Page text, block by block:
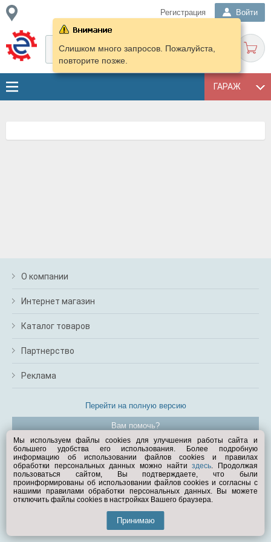
Регистрация Войти
ГАРАЖ
Слишком много запросов. Пожалуйста,
повторите позже.
О компании
Интернет магазин
Каталог товаров
Партнерство
Реклама
Перейти на полную версию
Вам помочь?
© Exist.ru 1998—2026
Мы используем файлы cookies для улучшения работы сайта и
большего удобства его использования. Более подробную
информацию об использовании файлов cookies и правилах
обработки персональных данных можно найтиздесь. Продолжая
пользоваться сайтом, Вы подтверждаете, что были
проинформированы об использовании файлов cookies и согласны с
нашими правилами обработки персональных данных. Вы можете
отключить файлы cookies в настройках Вашего браузера.
Принимаю